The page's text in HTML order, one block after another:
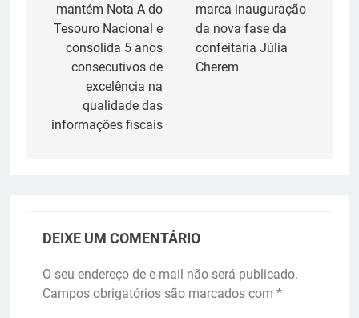
Post
mantém Nota A do
Tesouro Nacional e
consolida 5 anos
consecutivos de
excelência na
qualidade das
informações fiscais
marca inauguração
da nova fase da
confeitaria Júlia
Cherem
DEIXE UM COMENTÁRIO
O seu endereço de e-mail não será publicado.
Campos obrigatórios são marcados com *